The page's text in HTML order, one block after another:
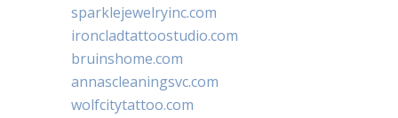
sparklejewelryinc.com
ironcladtattoostudio.com
bruinshome.com
annascleaningsvc.com
wolfcitytattoo.com